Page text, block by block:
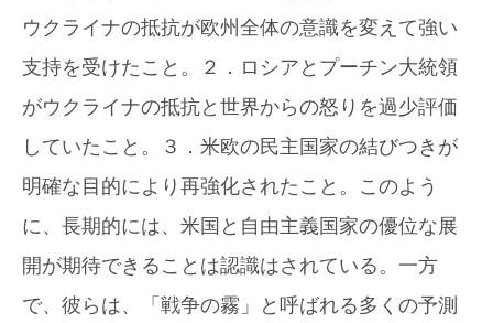
ウクライナの抵抗が欧州全体の意識を変えて強い
支持を受けたこと。２．ロシアとプーチン大統領
がウクライナの抵抗と世界からの怒りを過少評価
していたこと。３．米欧の民主国家の結びつきが
明確な目的により再強化されたこと。このよう
に、長期的には、米国と自由主義国家の優位な展
開が期待できることは認識はされている。一方
で、彼らは、「戦争の霧」と呼ばれる多くの予測